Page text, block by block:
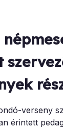
verseny
érintett